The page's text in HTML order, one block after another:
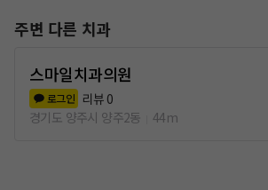
주변 다른 치과
스마일치과의원
로그인 리뷰 0
경기도 양주시 양주2동
44m